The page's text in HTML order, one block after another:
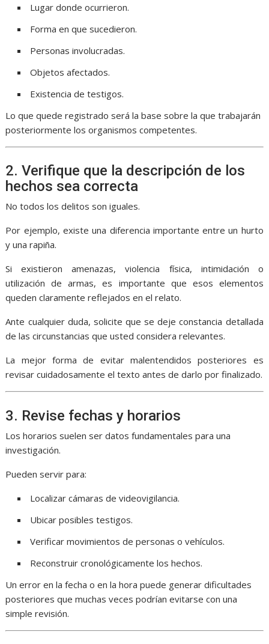
Lugar donde ocurrieron.
Forma en que sucedieron.
Personas involucradas.
Objetos afectados.
Existencia de testigos.
Lo que quede registrado será la base sobre la que trabajarán
posteriormente los organismos competentes.
2. Verifique que la descripción de los
hechos sea correcta
No todos los delitos son iguales.
Por ejemplo, existe una diferencia importante entre un hurto
y una rapiña.
Si existieron amenazas, violencia física, intimidación o
utilización de armas, es importante que esos elementos
queden claramente reflejados en el relato.
Ante cualquier duda, solicite que se deje constancia detallada
de las circunstancias que usted considera relevantes.
La mejor forma de evitar malentendidos posteriores es
revisar cuidadosamente el texto antes de darlo por finalizado.
3. Revise fechas y horarios
Los horarios suelen ser datos fundamentales para una
investigación.
Pueden servir para:
Localizar cámaras de videovigilancia.
Ubicar posibles testigos.
Verificar movimientos de personas o vehículos.
Reconstruir cronológicamente los hechos.
Un error en la fecha o en la hora puede generar dificultades
posteriores que muchas veces podrían evitarse con una
simple revisión.